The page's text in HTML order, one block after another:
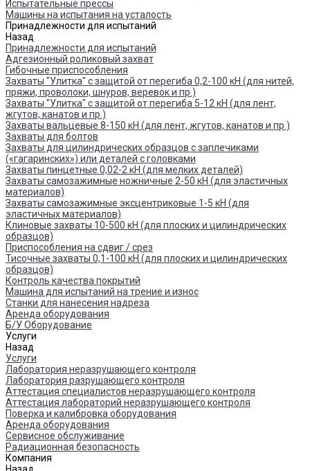
Испытательные прессы
Машины на испытания на усталость
Принадлежности для испытаний
Назад
Принадлежности для испытаний
Адгезионный роликовый захват
Гибочные приспособления
Захваты "Улитка" с защитой от перегиба 0,2-100 кН (для нитей,
пряжи, проволоки, шнуров, веревок и пр.)
Захваты "Улитка" с защитой от перегиба 5-12 кН (для лент,
жгутов, канатов и пр.)
Захваты вальцевые 8-150 кН (для лент, жгутов, канатов и пр.)
Захваты для болтов
Захваты для цилиндрических образцов с заплечиками
(«гагаринских») или деталей с головками
Захваты пинцетные 0,02-2 кН (для мелких деталей)
Захваты самозажимные ножничные 2-50 кН (для эластичных
материалов)
Захваты самозажимные эксцентриковые 1-5 кН (для
эластичных материалов)
Клиновые захваты 10-500 кН (для плоских и цилиндрических
образцов)
Приспособления на сдвиг / срез
Тисочные захваты 0,1-100 кН (для плоских и цилиндрических
образцов)
Контроль качества покрытий
Машина для испытаний на трение и износ
Cтанки для нанесения надреза
Аренда оборудования
Б/У Оборудование
Услуги
Назад
Услуги
Лаборатория неразрушающего контроля
Лаборатория разрушающего контроля
Аттестация специалистов неразрушающего контроля
Аттестация лабораторий неразрушающего контроля
Поверка и калибровка оборудования
Аренда оборудования
Сервисное обслуживание
Радиационная безопасность
Компания